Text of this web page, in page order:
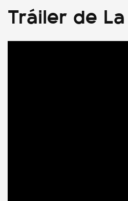
Tráiler de